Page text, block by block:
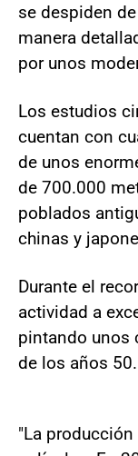
se despiden
manera
por unos
Los estudios
cuentan con
de unos
de 700.000
poblados
chinas y
Durante el
actividad a
pintando unos
de los años 50.
"La